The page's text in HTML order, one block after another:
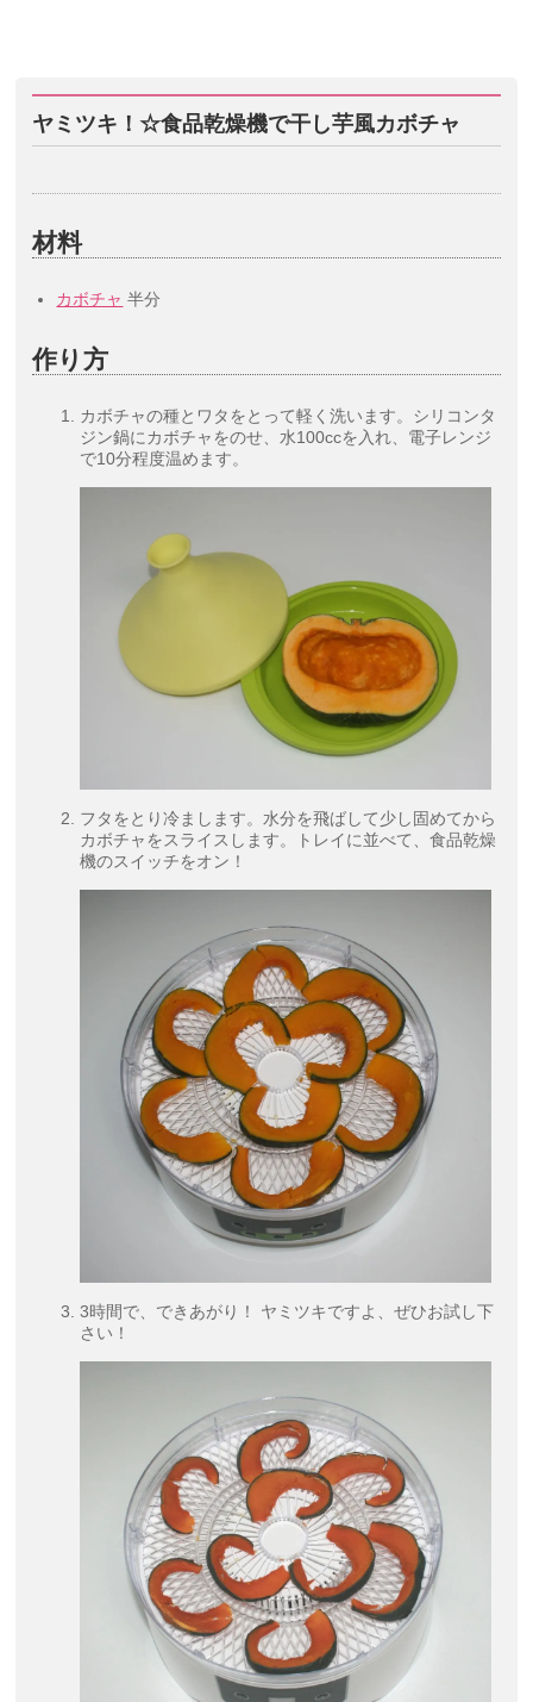
ヤミツキ！☆食品乾燥機で干し芋風カボチャ
材料
カボチャ 半分
作り方
カボチャの種とワタをとって軽く洗います。シリコンタ
ジン鍋にカボチャをのせ、水100ccを入れ、電子レンジ
で10分程度温めます。
フタをとり冷まします。水分を飛ばして少し固めてから
カボチャをスライスします。トレイに並べて、食品乾燥
機のスイッチをオン！
3時間で、できあがり！ ヤミツキですよ、ぜひお試し下
さい！